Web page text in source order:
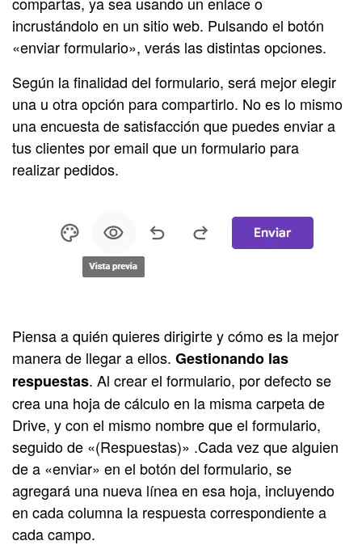
incrustándolo en un sitio web. Pulsando el botón
«enviar formulario», verás las distintas opciones.
Según la finalidad del formulario, será mejor elegir
una u otra opción para compartirlo. No es lo mismo
una encuesta de satisfacción que puedes enviar a
tus clientes por email que un formulario para
realizar pedidos.
Piensa a quién quieres dirigirte y cómo es la mejor
manera de llegar a ellos. Gestionando las
respuestas. Al crear el formulario, por defecto se
crea una hoja de cálculo en la misma carpeta de
Drive, y con el mismo nombre que el formulario,
seguido de «(Respuestas)» .Cada vez que alguien
de a «enviar» en el botón del formulario, se
agregará una nueva línea en esa hoja, incluyendo
en cada columna la respuesta correspondiente a
cada campo.